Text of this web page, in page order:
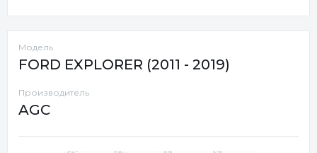
Модель
FORD EXPLORER (2011 - 2019)
Производитель
AGC